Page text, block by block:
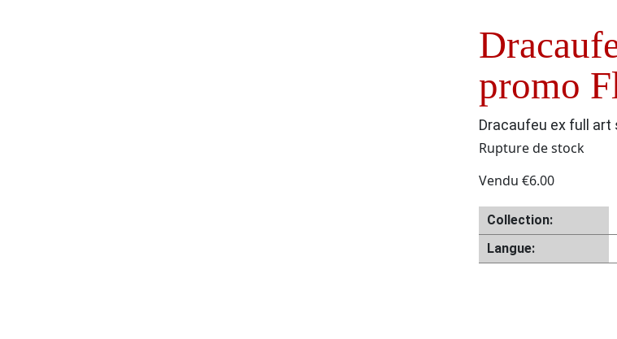
promo
Dracaufeu ex full art
Rupture de stock
Vendu €6.00
Collection:
Langue: